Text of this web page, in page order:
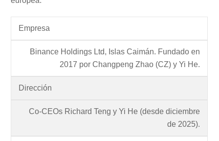
Empresa
Binance Holdings Ltd, Islas Caimán. Fundado en
2017 por Changpeng Zhao (CZ) y Yi He.
Dirección
Co-CEOs Richard Teng y Yi He (desde diciembre
de 2025).